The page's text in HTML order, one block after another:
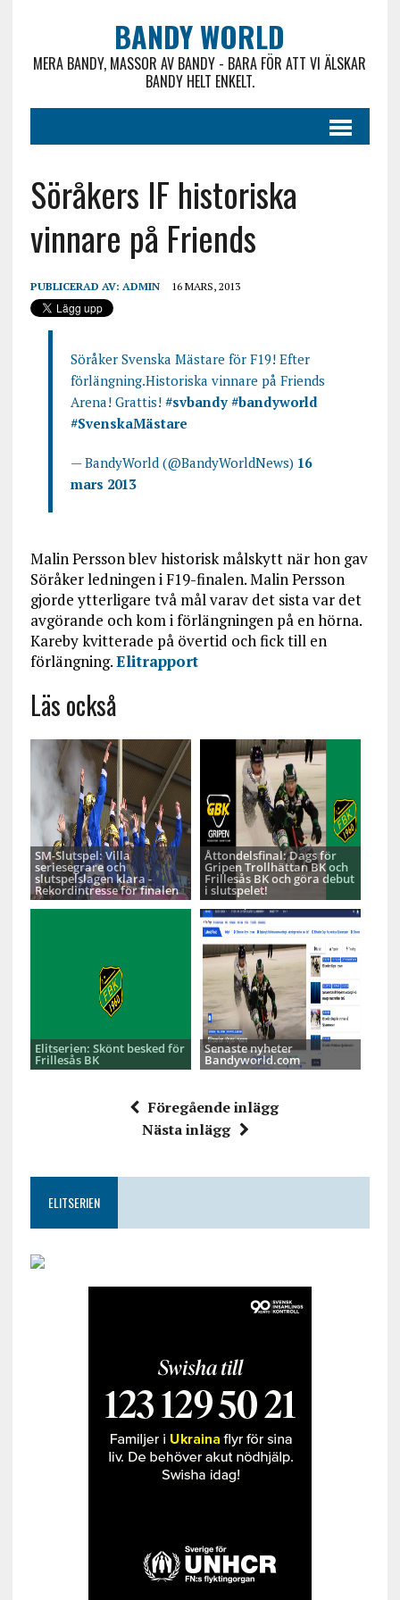
BANDY WORLD
MERA BANDY, MASSOR AV BANDY - BARA FÖR ATT VI ÄLSKAR
BANDY HELT ENKELT.
Söråkers IF historiska
vinnare på Friends
PUBLICERAD AV: ADMIN 16 MARS, 2013
Söråker Svenska Mästare för F19! Efter
förlängning.Historiska vinnare på Friends
Arena! Grattis! #svbandy #bandyworld
#SvenskaMästare
— BandyWorld (@BandyWorldNews) 16
mars 2013
Malin Persson blev historisk målskytt när hon gav
Söråker ledningen i F19-finalen. Malin Persson
gjorde ytterligare två mål varav det sista var det
avgörande och kom i förlängningen på en hörna.
Kareby kvitterade på övertid och fick till en
förlängning.Elitrapport
Läs också
SM-Slutspel: Villa
seriesegrare och
slutspelslagen klara -
Rekordintresse för finalen
Åttondelsfinal: Dags för
Gripen Trollhättan BK och
Frillesås BK och göra debut
i slutspelet!
Elitserien: Skönt besked för
Frillesås BK
Senaste nyheter
Bandyworld.com
Föregående inlägg
Nästa inlägg
ELITSERIEN